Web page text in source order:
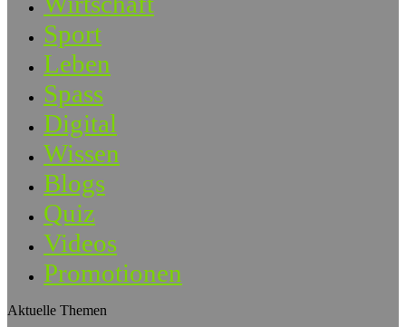
Sport
Leben
Spass
Digital
Wissen
Blogs
Quiz
Videos
Promotionen
Aktuelle Themen